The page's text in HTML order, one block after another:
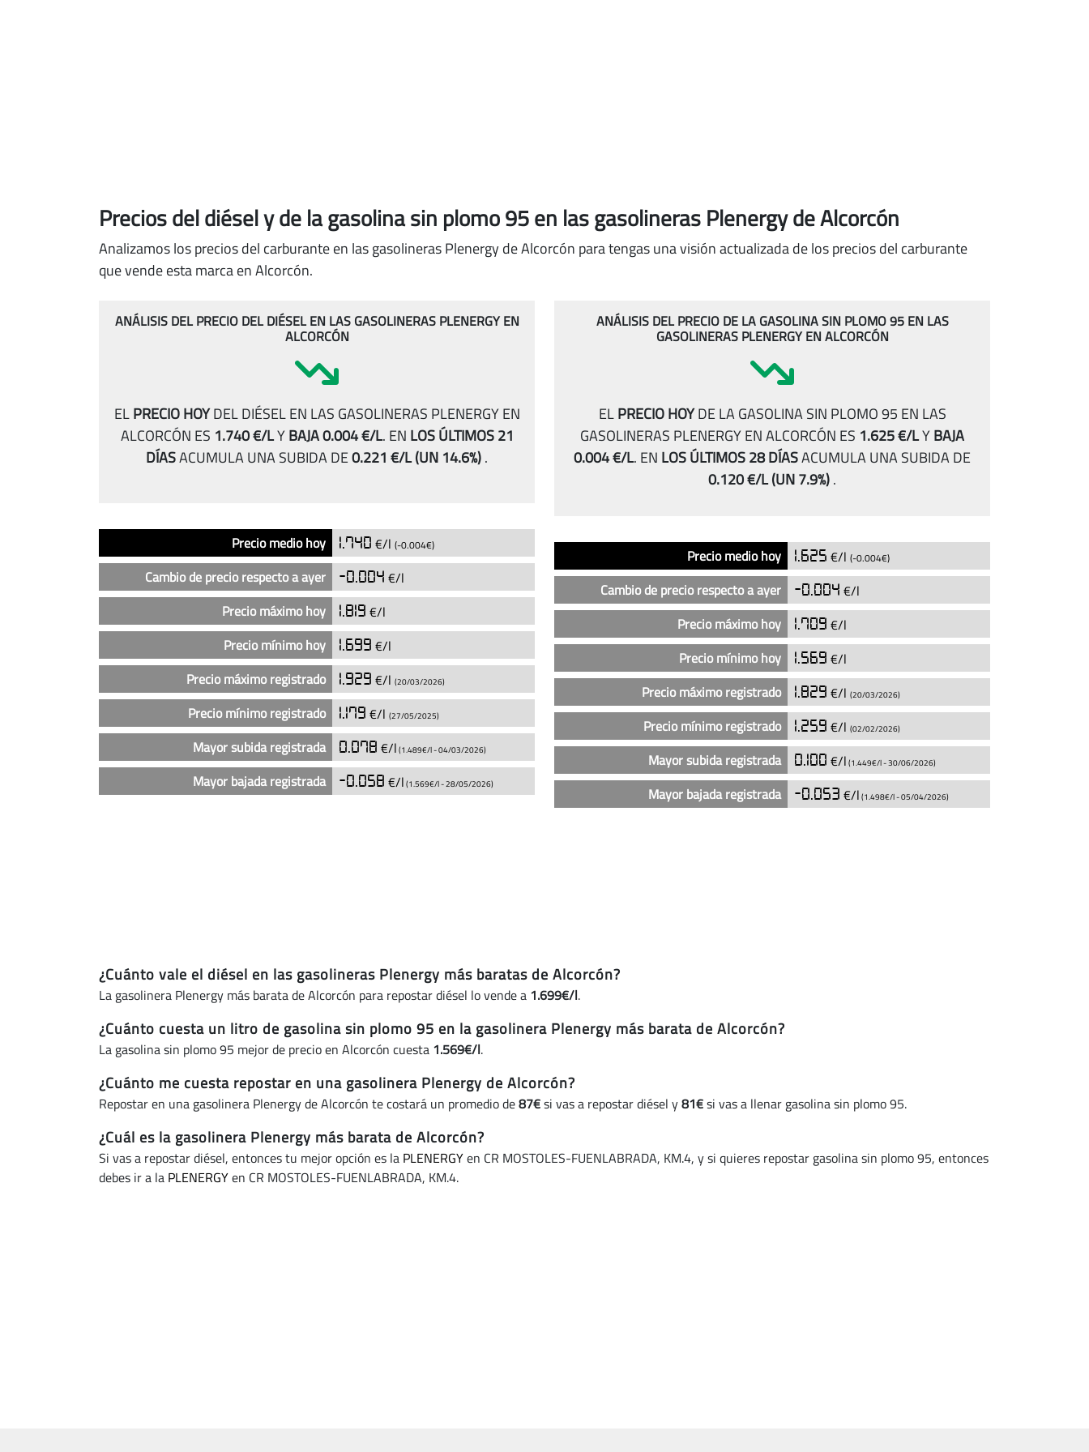
Precios del diésely de la gasolina sin plomo 95en las gasolineras Plenergy de Alcorcón
Analizamos los precios del carburante en las gasolineras Plenergy de Alcorcón para tengas una visión actualizada de los precios del carburante
que vende esta marca en Alcorcón.
ANÁLISIS DEL PRECIO DEL DIÉSEL EN LAS GASOLINERAS PLENERGY EN
ALCORCÓN
ELPRECIO HOYDEL DIÉSEL EN LAS GASOLINERAS PLENERGY EN
ALCORCÓN ES 1.740 €/LYBAJA 0.004 €/L. EN LOS ÚLTIMOS 21
DÍASACUMULA UNA SUBIDA DE0.221 €/L(UN 14.6%).
Análisis
del
en
gasolineras
Alcorcón
hoy)
Precio medio hoy 1.740 €/l (-0.004€)
Cambio de precio respecto a ayer -0.004 €/l
Precio máximo hoy
1.819 €/l
Precio mínimo hoy
1.699 €/l
Precio máximo registrado
1.929 €/l (20/03/2026)
Precio mínimo registrado 1.179 €/l (27/05/2025)
Mayor subida registrada 0.078 €/l (1.489€/l -04/03/2026)
Mayor bajada registrada -0.058 €/l (1.569€/l -28/05/2026)
ANÁLISIS DEL PRECIO DE LA GASOLINA SIN PLOMO 95 EN LAS
GASOLINERAS PLENERGY EN ALCORCÓN
ELPRECIO HOYDE LA GASOLINA SIN PLOMO 95 EN LAS
GASOLINERAS PLENERGY EN ALCORCÓN ES 1.625 €/LYBAJA
0.004 €/L. EN LOS ÚLTIMOS 28 DÍASACUMULA UNA SUBIDA DE
0.120 €/L(UN 7.9%).
Análisis
de
gasolina
plomo
las
Plenergy
Precio medio hoy 1.625 €/l (-0.004€)
Cambio de precio respecto a ayer -0.004 €/l
Precio máximo hoy
1.709 €/l
Precio mínimo hoy
1.569 €/l
Precio máximo registrado
1.829 €/l (20/03/2026)
Precio mínimo registrado 1.259 €/l (02/02/2026)
Mayor subida registrada 0.100 €/l (1.449€/l -30/06/2026)
Mayor bajada registrada -0.053 €/l (1.498€/l -05/04/2026)
¿Cuánto vale el diésel en las gasolineras Plenergy más baratas de Alcorcón?
La gasolinera Plenergy más barata de Alcorcón para repostar diésel lo vende a 1.699€/l.
¿Cuánto cuesta un litro de gasolina sin plomo 95 en la gasolinera Plenergy más barata de Alcorcón?
La gasolina sin plomo 95 mejor de precio en Alcorcón cuesta 1.569€/l.
¿Cuánto me cuesta repostar en una gasolinera Plenergy de Alcorcón?
Repostar en una gasolinera Plenergy de Alcorcón te costará un promedio de87€si vas a repostar diésel y81€si vas a llenar gasolina sin plomo 95.
¿Cuál es la gasolinera Plenergy más barata de Alcorcón?
Si vas a repostar diésel, entonces tu mejor opción es la PLENERGYen CR MOSTOLES-FUENLABRADA, KM.4, y si quieres repostar gasolina sin plomo 95, entonces
debes ir a la PLENERGYen CR MOSTOLES-FUENLABRADA, KM.4.